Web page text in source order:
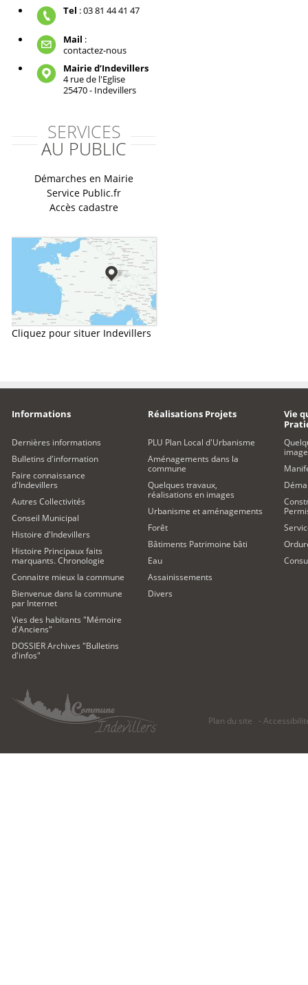
Tel : 03 81 44 41 47
Mail :
contactez-nous
Mairie d’Indevillers
4 rue de l'Eglise
25470 - Indevillers
SERVICES
AU PUBLIC
Démarches en Mairie
Service Public.fr
Accès cadastre
Cliquez pour situer Indevillers
Informations
Dernières informations
Bulletins d'information
Faire connaissance
d'Indevillers
Autres Collectivités
Conseil Municipal
Histoire d'Indevillers
Histoire Principaux faits
marquants. Chronologie
Connaitre mieux la commune
Bienvenue dans la commune
par Internet
Vies des habitants "Mémoire
d'Anciens"
DOSSIER Archives "Bulletins
d'infos"
Réalisations Projets
PLU Plan Local d'Urbanisme
Aménagements dans la
commune
Quelques travaux,
réalisations en images
Urbanisme et aménagements
Forêt
Bâtiments Patrimoine bâti
Eau
Assainissements
Divers
Vie
Plan du site